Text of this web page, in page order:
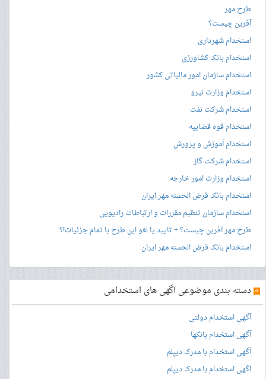
طرح مهر
آفرین چیست؟
استخدام شهرداری
استخدام بانک کشاورزی
استخدام سازمان امور مالیاتی کشور
استخدام وزارت نیرو
استخدام شرکت نفت
استخدام قوه قضاییه
استخدام آموزش و پرورش
استخدام شرکت گاز
استخدام وزارت امور خارجه
استخدام بانک قرض الحسنه مهر ایران
استخدام سازمان تنظیم مقررات و ارتباطات رادیویی
طرح مهر آفرین چیست؟ + تایید یا لغو این طرح با تمام جزئیات!؟
استخدام بانک قرض الحسنه مهر ایران
» دسته بندی موضوعی آگهی های استخدامی
آگهی استخدام دولتی
آگهی استخدام بانکها
آگهی استخدام با مدرک دیپلم
آگهی استخدام با مدرک دیپلم